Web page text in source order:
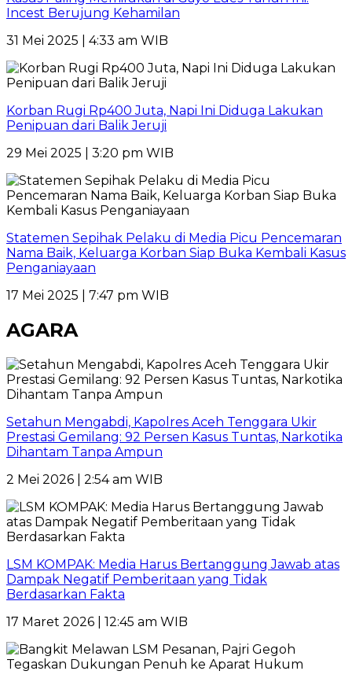
Incest Berujung Kehamilan
31 Mei 2025 | 4:33 am WIB
Korban Rugi Rp400 Juta, Napi Ini Diduga Lakukan
Penipuan dari Balik Jeruji
29 Mei 2025 | 3:20 pm WIB
Statemen Sepihak Pelaku di Media Picu Pencemaran
Nama Baik, Keluarga Korban Siap Buka Kembali Kasus
Penganiayaan
17 Mei 2025 | 7:47 pm WIB
AGARA
Setahun Mengabdi, Kapolres Aceh Tenggara Ukir
Prestasi Gemilang: 92 Persen Kasus Tuntas, Narkotika
Dihantam Tanpa Ampun
2 Mei 2026 | 2:54 am WIB
LSM KOMPAK: Media Harus Bertanggung Jawab atas
Dampak Negatif Pemberitaan yang Tidak
Berdasarkan Fakta
17 Maret 2026 | 12:45 am WIB